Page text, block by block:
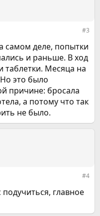
#3
самом деле, попытки
и раньше. В ход
Месяца на
это было
причине: бросала
а потому что так
не было.
#4
главное